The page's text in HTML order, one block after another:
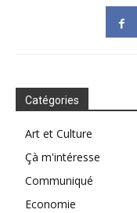
Catégories
Art et Culture
Çà m'intéresse
Communiqué
Economie